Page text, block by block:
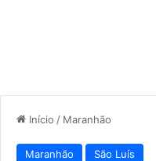
Início / Maranhão
Maranhão São Luís